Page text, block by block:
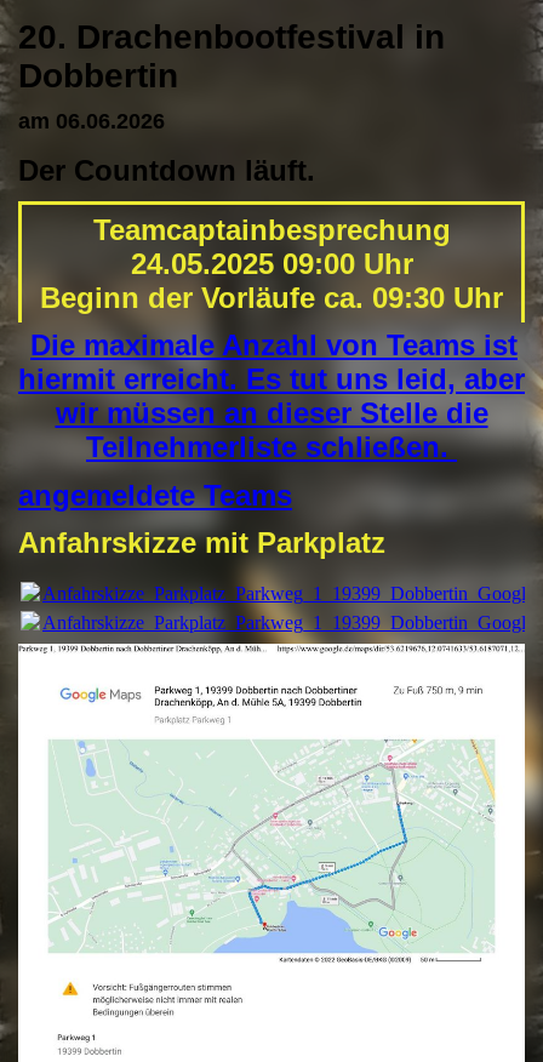
20. Drachenbootfestival in
Dobbertin
am 06.06.2026
Der Countdown läuft.
Die maximale Anzahl von Teams ist
hiermit erreicht. Es tut uns leid, aber
wir müssen an dieser Stelle die
Teilnehmerliste schließen.
angemeldete Teams
Anfahrskizze mit Parkplatz